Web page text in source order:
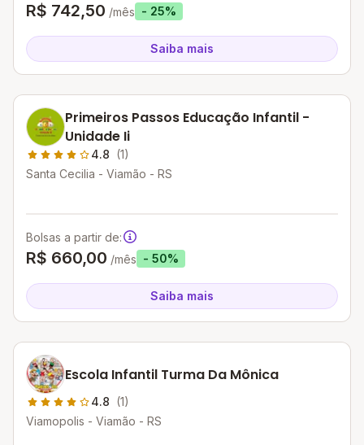
R$ 742,50 /mês - 25%
Saiba mais
Primeiros Passos Educação Infantil -
Unidade Ii
4.8 (1)
Santa Cecilia - Viamão - RS
Bolsas a partir de:
R$ 660,00 /mês - 50%
Saiba mais
Escola Infantil Turma Da Mônica
4.8 (1)
Viamopolis - Viamão - RS